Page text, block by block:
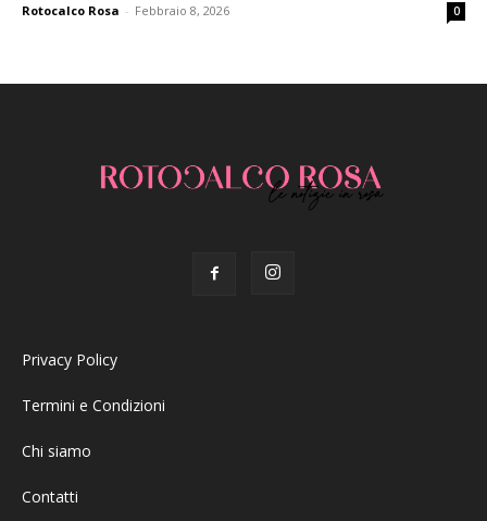
Rotocalco Rosa - Febbraio 8, 2026 0
Privacy Policy
Termini e Condizioni
Chi siamo
Contatti